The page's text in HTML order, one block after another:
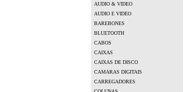
AUDIO & VIDEO
AUDIO E VIDEO
BAREBONES
BLUETOOTH
CABOS
CAIXAS
CAIXAS DE DISCO
CAMARAS DIGITAIS
CARREGADORES